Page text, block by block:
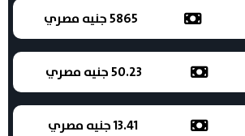
5865 جنيه مصري
50.23 جنيه مصري
13.41 جنيه مصري